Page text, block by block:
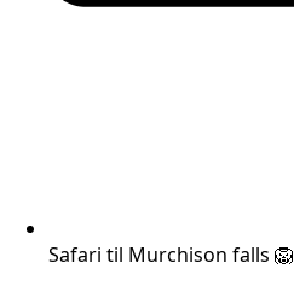
Safari til Murchison falls 🦁